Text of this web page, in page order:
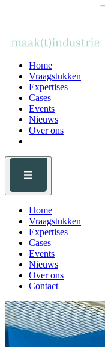
Home
Vraagstukken
Expertises
Cases
Events
Nieuws
Over ons
Home
Vraagstukken
Expertises
Cases
Events
Nieuws
Over ons
Contact